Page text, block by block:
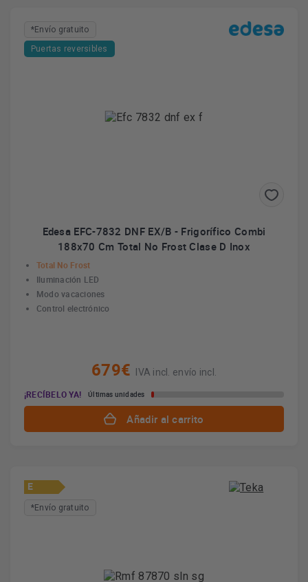
*Envío gratuito
Puertas reversibles
Edesa EFC-7832 DNF EX/B - Frigorífico Combi
188x70 Cm Total No Frost Clase D Inox
Total No Frost
Iluminación LED
Modo vacaciones
Control electrónico
679€
IVA incl. envío incl.
¡RECÍBELO YA!
Últimas unidades
Añadir al carrito
E
*Envío gratuito